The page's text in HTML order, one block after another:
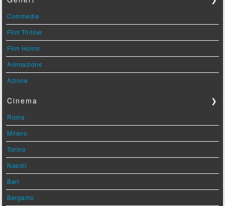
Commedie
Film Thriller
Film Horror
Animazione
Azione
Cinema ❯
Roma
Milano
Torino
Napoli
Bari
Bergamo